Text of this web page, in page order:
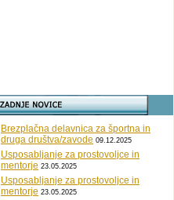
Brezplačna delavnica za športna in
druga društva/zavode 09.12.2025
Usposabljanje za prostovoljce in
mentorje 23.05.2025
Usposabljanje za prostovoljce in
mentorje 23.05.2025